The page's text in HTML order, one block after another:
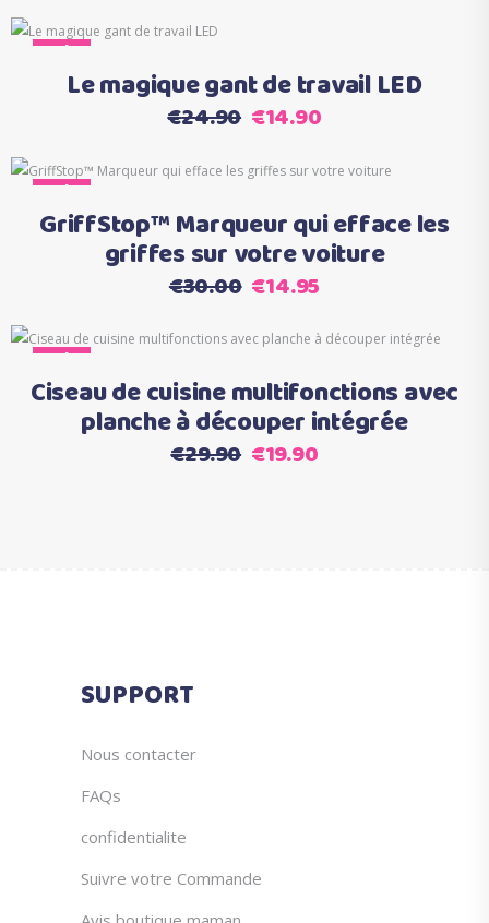
€19.90.€15.90.
Sale
a
options
être
la
page
produit
Le magique gant de travail LED
€24.90 Le
initial
€24.90.
€14.90Le
actuel
€14.90.
Sale
GriffStop™ Marqueur qui efface les
griffes sur votre voiture
€30.00 Le
initial
€30.00.
€14.95
actuel
€14.95.
Sale
Ciseau de cuisine multifonctions avec
planche à découper intégrée
€29.90 Le
€19.90Le
SUPPORT
Nous contacter
FAQs
confidentialite
Suivre votre Commande